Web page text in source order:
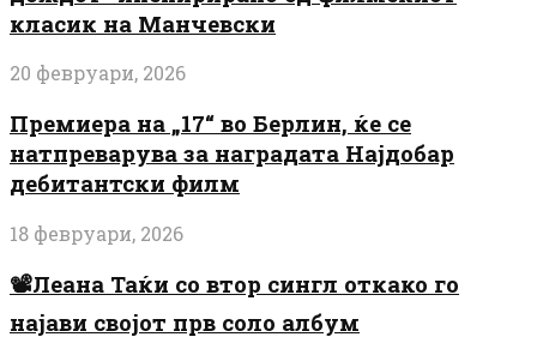
класик на Манчевски
20 февруари, 2026
Премиера на „17“ во Берлин, ќе се
натпреварува за наградата Најдобар
дебитантски филм
18 февруари, 2026
📽️Леана Таќи со втор сингл откако го
најави својот прв соло албум